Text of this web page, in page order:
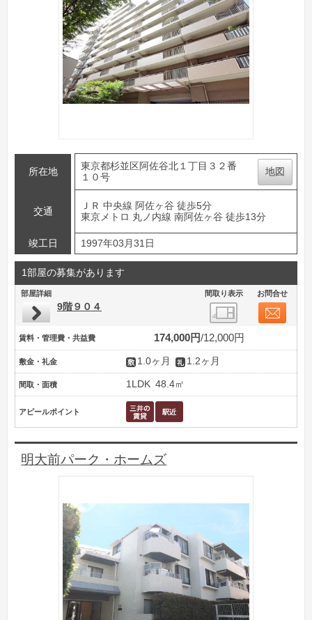
所在地
東京都杉並区阿佐谷北１丁目３２番
１０号
地図
交通
ＪＲ 中央線 阿佐ヶ谷 徒歩5分
東京メトロ 丸ノ内線 南阿佐ヶ谷 徒歩13分
竣工日 1997年03月31日
1部屋の募集があります
部屋詳細 間取り表示 お問合せ
9階９０４
賃料・管理費・共益費 174,000円 12,000円
敷金・礼金 1.0ヶ月 1.2ヶ月
間取・面積 1LDK 48.4㎡
アピールポイント
明大前パーク・ホームズ